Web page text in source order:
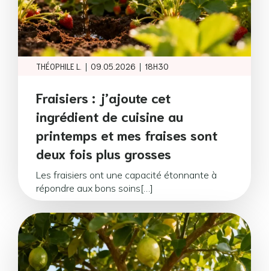
THÉOPHILE L. | 09.05.2026 | 18H30
Fraisiers : j’ajoute cet
ingrédient de cuisine au
printemps et mes fraises sont
deux fois plus grosses
Les fraisiers ont une capacité étonnante à
répondre aux bons soins[…]